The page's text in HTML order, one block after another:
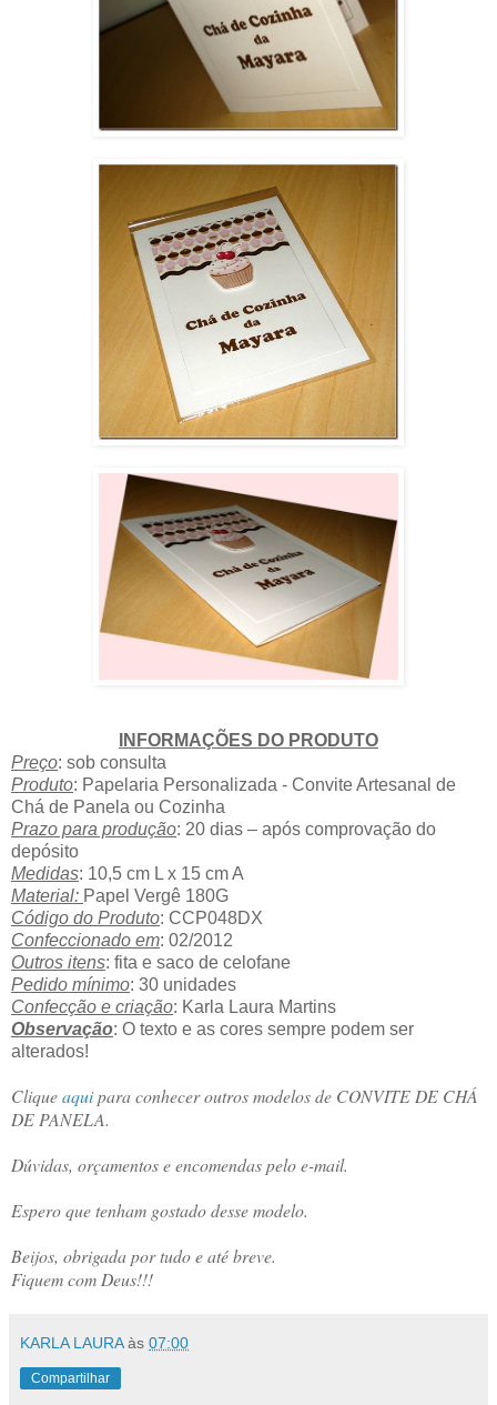
INFORMAÇÕES DO PRODUTO
Preço: sob consulta
Produto: Papelaria Personalizada - Convite Artesanal de
Chá de Panela ou Cozinha
Prazo para produção: 20 dias – após comprovação do
depósito
Medidas: 10,5 cm L x 15 cm A
Material: Papel Vergê 180G
Código do Produto: CCP048DX
Confeccionado em: 02/2012
Outros itens: fita e saco de celofane
Pedido mínimo: 30 unidades
Confecção e criação: Karla Laura Martins
Observação: O texto e as cores sempre podem ser
alterados!
Cliqueaquipara conhecer outros modelos de CONVITE DE CHÁ
DE PANELA.
Dúvidas, orçamentos e encomendas pelo e-mail.
Espero que tenham gostado desse modelo.
Beijos, obrigada por tudo e até breve.
Fiquem com Deus!!!
KARLA LAURA às 07:00
Compartilhar